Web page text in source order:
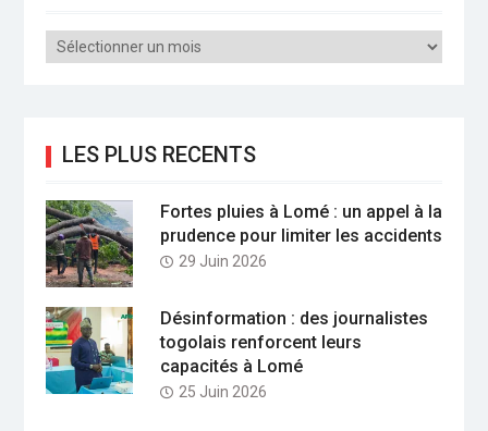
Archives
LES PLUS RECENTS
Fortes pluies à Lomé : un appel à la
prudence pour limiter les accidents
29 Juin 2026
Désinformation : des journalistes
togolais renforcent leurs
capacités à Lomé
25 Juin 2026